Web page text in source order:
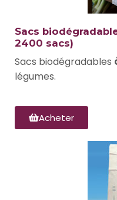
Sacs
2400 sacs)
Sacs biodégradables
légumes.
Acheter